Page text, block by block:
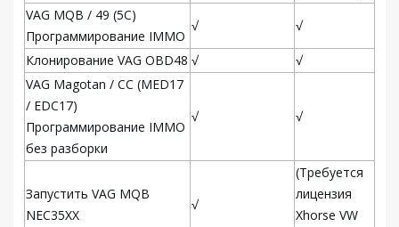
VAG MQB / 49 (5C)
Программирование IMMO
√ √
Клонирование VAG OBD48 √
√
VAG Magotan / CC (MED17
/ EDC17)
Программирование IMMO
без разборки
√ √
Запустить VAG MQB
NEC35XX
√
(Требуется
лицензия
Xhorse VW